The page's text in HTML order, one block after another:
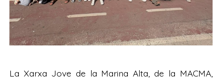
La Xarxa Jove de la Marina Alta, de la MACMA,